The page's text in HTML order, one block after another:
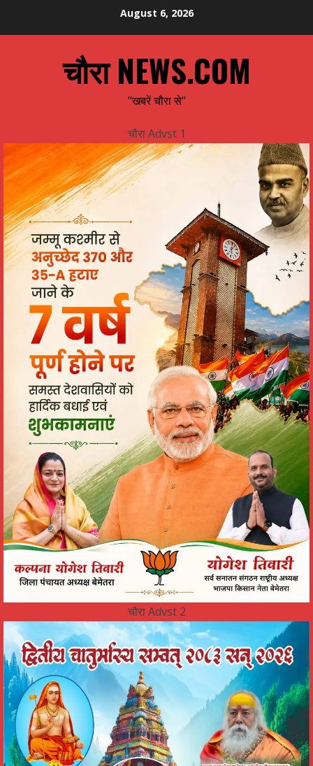
August 6, 2026
चौरा NEWS.COM
"खबरें चौरा से"
चौरा Advst 1
चौरा Advst 2